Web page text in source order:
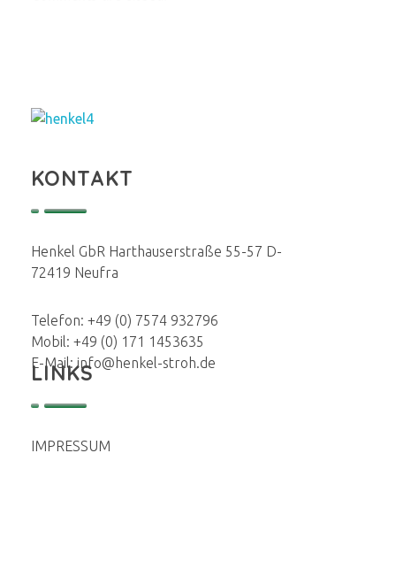
KONTAKT
Henkel GbR Harthauserstraße 55-57 D-
72419 Neufra
Telefon: +49 (0) 7574 932796
Mobil: +49 (0) 171 1453635
E-Mail: info@henkel-stroh.de
LINKS
IMPRESSUM